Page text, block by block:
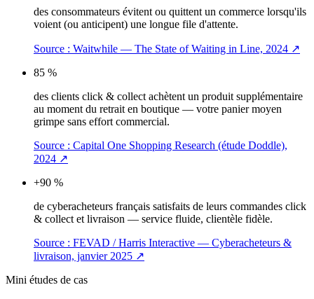
des consommateurs évitent ou quittent un commerce lorsqu'ils
voient (ou anticipent) une longue file d'attente.
Source : Waitwhile — The State of Waiting in Line, 2024 ↗
85 %
des clients click & collect achètent un produit supplémentaire
au moment du retrait en boutique — votre panier moyen
grimpe sans effort commercial.
Source : Capital One Shopping Research (étude Doddle),
2024 ↗
+90 %
de cyberacheteurs français satisfaits de leurs commandes click
& collect et livraison — service fluide, clientèle fidèle.
Source : FEVAD / Harris Interactive — Cyberacheteurs &
livraison, janvier 2025 ↗
Mini études de cas